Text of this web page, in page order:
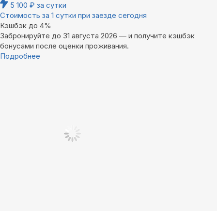
5 100 ₽ за сутки
Стоимость за 1 сутки при заезде сегодня
Кэшбэк до 4%
Забронируйте до 31 августа 2026 — и получите кэшбэк
бонусами после оценки проживания.
Подробнее